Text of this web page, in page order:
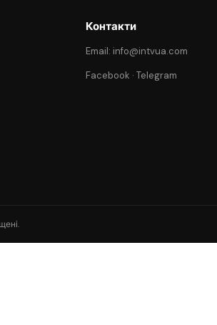
Контакти
Email: info@intvua.com
Facebook ·Telegram